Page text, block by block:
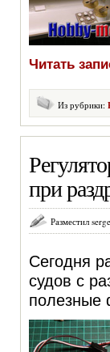
Читать
Из рубрики:
при
Разместил
Сегодня
судов с
полезные